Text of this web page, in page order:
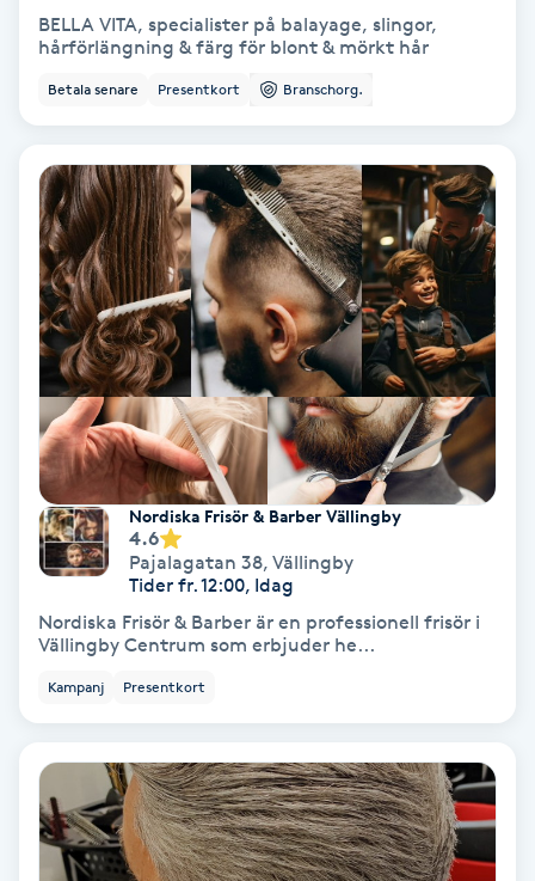
Nagelförstärkning
Nagelsvamp
Nageltrång
Nagelvård
Naglar borttagning
Naglar reparation
Naprapati
Navelpiercing
NBE-massage
Olaplex
Olaplexbehandling
BELLA VITA, specialister på balayage, slingor,
hårförlängning & färg för blont & mörkt hår
Betala senare Presentkort Branschorg.
Nordiska Frisör & Barber Vällingby
4.6
Pajalagatan 38, Vällingby
Tider fr. 12:00, Idag
Nordiska Frisör & Barber är en professionell frisör i
Vällingby Centrum som erbjuder he...
Kampanj Presentkort